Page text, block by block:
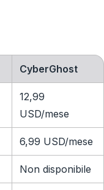
CyberGhost
12,99
USD/mese
6,99 USD/mese
Non disponibile